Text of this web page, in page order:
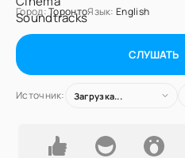
Город:ТоронтоЯзык: English
СЛУШАТЬ
Источник: Загрузка...